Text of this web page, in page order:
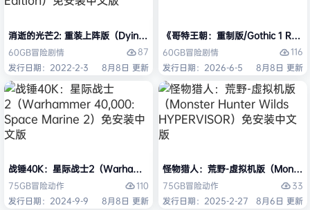
消逝的光芒2: 重装上阵版（Dying Light 2 Stay Human: Reloaded
60GB冒险剧情
87
发行日期：2022-2-3
8月8日 更新
《哥特王朝：重制版/Gothic 1
60GB冒险剧情
116
发行日期：2026-6-5
8月8日 更新
战锤40K：星际战士2（Warhammer 40,000: Space Marine 2）免安装
75GB冒险动作
110
发行日期：2024-9-9
8月8日 更新
怪物猎人：荒野-虚拟机版（
75GB冒险动作
33
发行日期：2025-2-27
8月6日 更新